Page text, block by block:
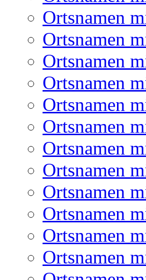
Ortsnamen
Ortsnamen
Ortsnamen
Ortsnamen
Ortsnamen
Ortsnamen
Ortsnamen
Ortsnamen
Ortsnamen
Ortsnamen
Ortsnamen
Ortsnamen